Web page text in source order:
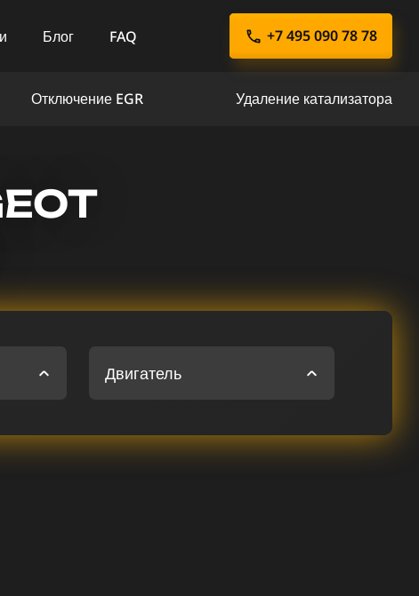
Блог FAQ +7 495 090 78 78
Отключение EGR Удаление катализатора
Двигатель